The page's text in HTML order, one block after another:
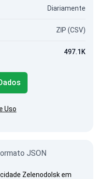
Diariamente
ZIP (CSV)
497.1K
Uso
JSON
Zelenodolsk em